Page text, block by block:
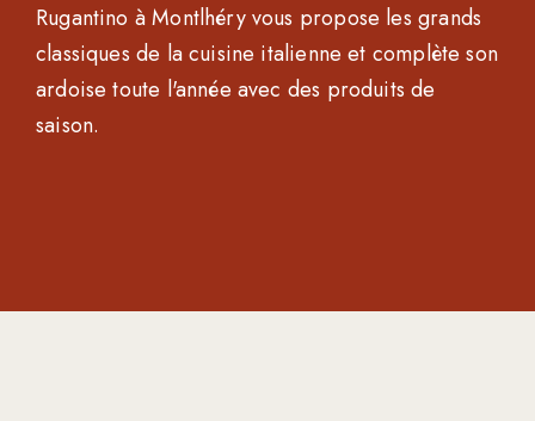
Rugantino à Montlhéry vous propose les grands
classiques de la cuisine italienne et complète son
ardoise toute l'année avec des produits de
saison.